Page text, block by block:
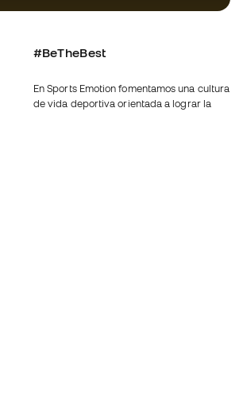
#BeTheBest
En Sports Emotion fomentamos una cultura
de vida deportiva orientada a lograr la